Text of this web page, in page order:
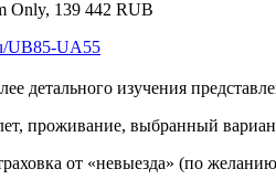
Only, 139 442 RUB
UB85-UA55
детального изучения
проживание, выбранный
от «невыезда» (по